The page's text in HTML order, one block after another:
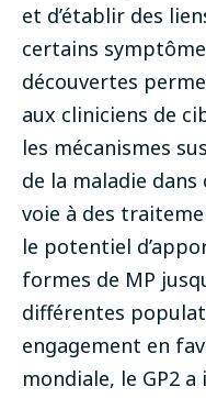
et d’établir des
certains
découvertes
aux cliniciens de
les mécanismes
de la maladie
voie à des
le potentiel
formes de MP
différentes
engagement en
mondiale, le GP2